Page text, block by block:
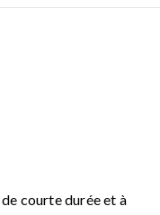
courte durée et à